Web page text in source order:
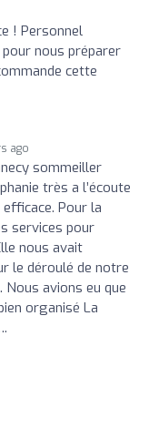
! Personnel
nous préparer
cette
ago
sommeiller
très a l’écoute
Pour la
services pour
nous avait
le déroulé de notre
Nous avions eu que
organisé La